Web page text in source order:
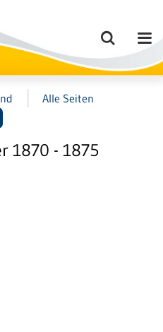
Alle Seiten
1870 - 1875